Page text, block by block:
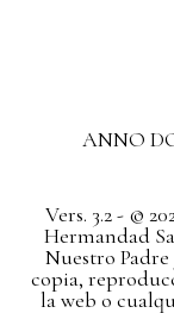
ANNO
Vers. 3.2 - ©
Hermandad
Nuestro
copia,
la web o